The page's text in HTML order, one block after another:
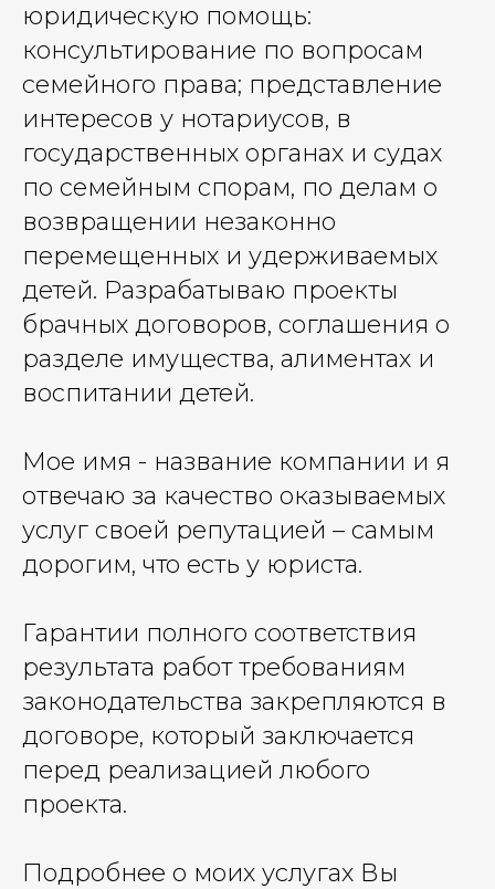
юридическую помощь:
консультирование по вопросам
семейного права; представление
интересов у нотариусов, в
государственных органах и судах
по семейным спорам, по делам о
возвращении незаконно
перемещенных и удерживаемых
детей. Разрабатываю проекты
брачных договоров, соглашения о
разделе имущества, алиментах и
воспитании детей.
Мое имя - название компании и я
отвечаю за качество оказываемых
услуг своей репутацией – самым
дорогим, что есть у юриста.
Гарантии полного соответствия
результата работ требованиям
законодательства закрепляются в
договоре, который заключается
перед реализацией любого
проекта.
Подробнее о моих услугах Вы